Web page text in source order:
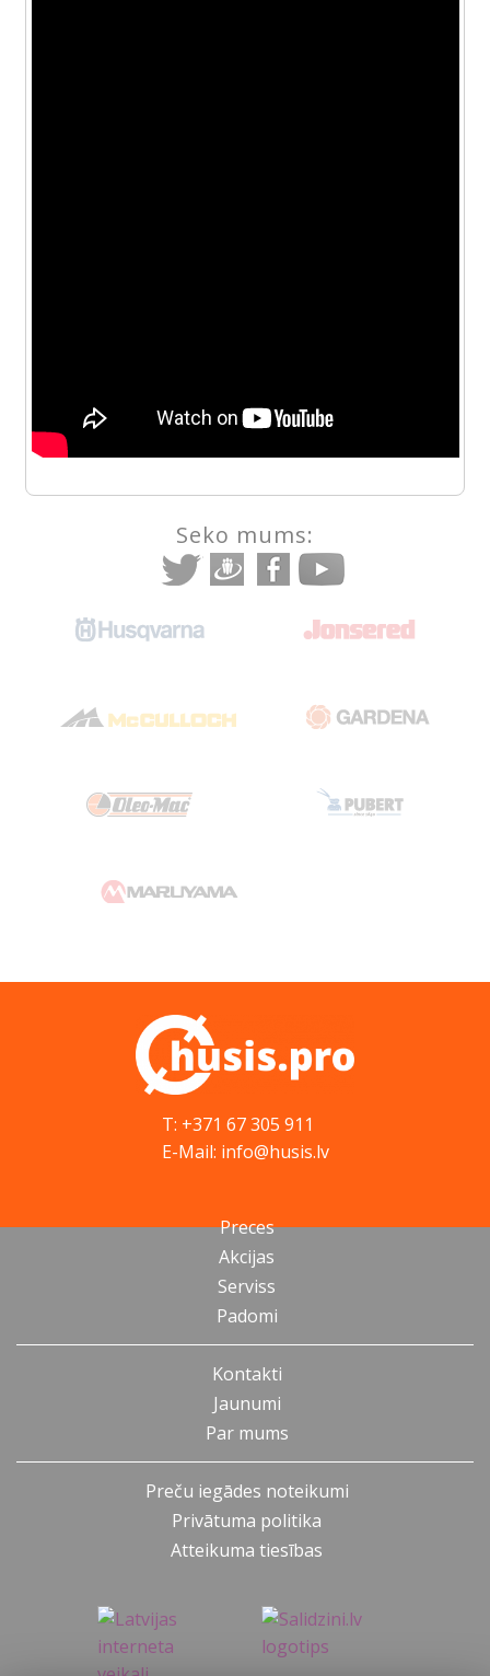
Seko mums:
T: +371 67 305 911
E-Mail: info@husis.lv
Preces
Akcijas
Serviss
Padomi
Kontakti
Jaunumi
Par mums
Preču iegādes noteikumi
Privātuma politika
Atteikuma tiesības